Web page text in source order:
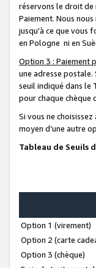
réservons le droit de
Paiement. Nous
jusqu'à ce que vous
en Pologne ni en
Option 3 : Paiement
une adresse
seuil indiqué dans le
pour chaque chèque
Si vous ne
moyen d’une autre
Tableau de Seuils
Option 1 (virement)
Option 2 (carte
Option 3 (chèque)